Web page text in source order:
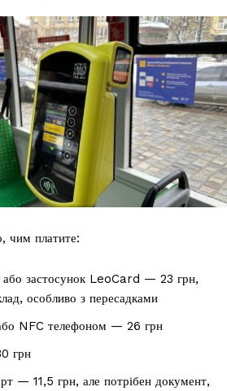
чим платите:
або застосунок LeoCard — 23 грн,
особливо з пересадками
або NFC телефоном — 26 грн
грн
— 11,5 грн, але потрібен документ,